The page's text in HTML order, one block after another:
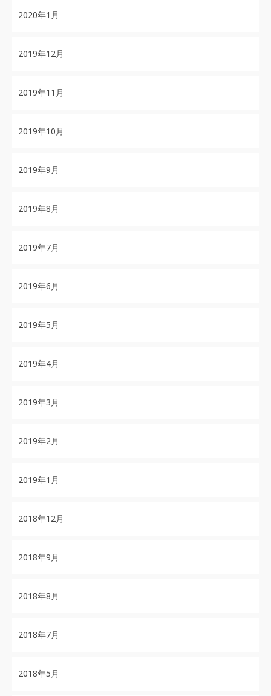
2020年1月
2019年12月
2019年11月
2019年10月
2019年9月
2019年8月
2019年7月
2019年6月
2019年5月
2019年4月
2019年3月
2019年2月
2019年1月
2018年12月
2018年9月
2018年8月
2018年7月
2018年5月